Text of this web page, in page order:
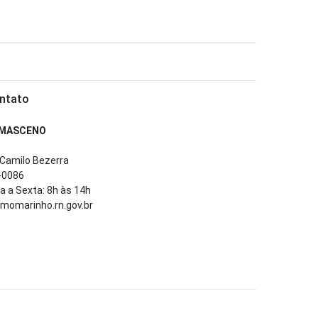
Bezerra
a Sexta: 8h às 14h